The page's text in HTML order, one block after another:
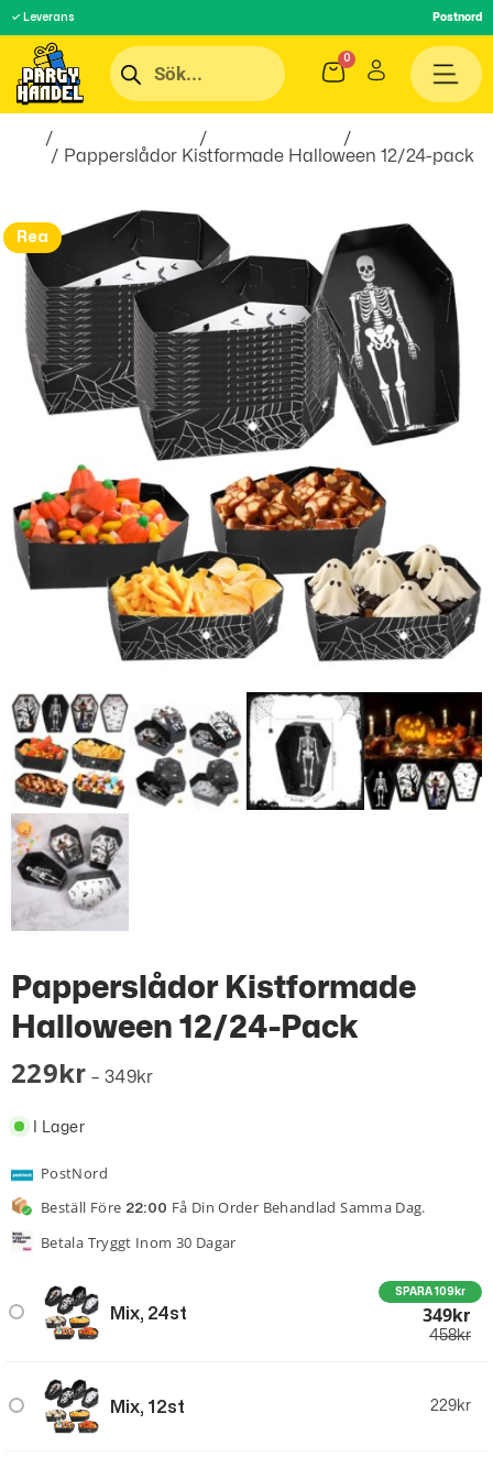
✓ Leverans Postnord
/ / /
/ Papperslådor Kistformade Halloween 12/24-pack
Rea
Papperslådor Kistformade
Halloween 12/24-Pack
229 Kr – 349Kr
I Lager
PostNord
Beställ Före 22:00 Få Din Order Behandlad Samma Dag.
Betala Tryggt Inom 30 Dagar
Mix, 24st
458kr
349Kr
SPARA 109kr
Mix, 12st 229kr